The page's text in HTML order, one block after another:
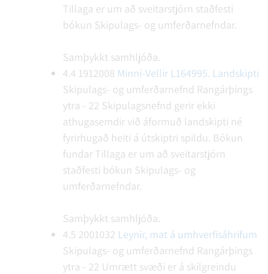
Tillaga er um að sveitarstjórn staðfesti
bókun Skipulags- og umferðarnefndar.
Samþykkt samhljóða.
4.4 1912008 Minni-Vellir L164995. Landskipti
Skipulags- og umferðarnefnd Rangárþings
ytra - 22 Skipulagsnefnd gerir ekki
athugasemdir við áformuð landskipti né
fyrirhugað heiti á útskiptri spildu. Bókun
fundar Tillaga er um að sveitarstjórn
staðfesti bókun Skipulags- og
umferðarnefndar.
Samþykkt samhljóða.
4.5 2001032 Leynir, mat á umhverfisáhrifum
Skipulags- og umferðarnefnd Rangárþings
ytra - 22 Umrætt svæði er á skilgreindu